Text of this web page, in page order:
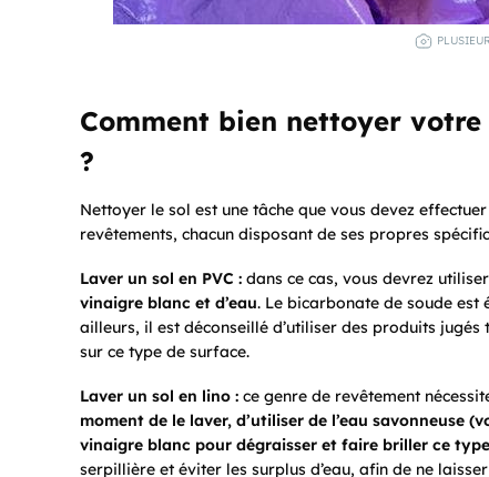
Comment bien nettoyer
?
Nettoyer le sol est une tâche que vous devez
revêtements, chacun disposant de ses propres
Laver un sol en PVC : dans ce cas, vous devrez utiliser
vinaigre blanc et d’eau. Le bicarbonate de soude est
ailleurs, il est déconseillé d’utiliser des produits
sur ce type de surface.
Laver un sol en lino : ce genre de revêtement
moment de le laver, d’utiliser de l’eau savonneuse
vinaigre blanc pour dégraisser et faire briller ce
serpillière et éviter les surplus d’eau, afin de ne